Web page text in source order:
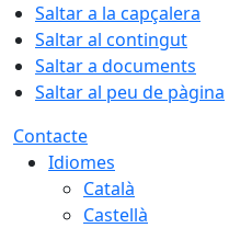
Saltar a la capçalera
Saltar al contingut
Saltar a documents
Saltar al peu de pàgina
Contacte
Idiomes
Català
Castellà